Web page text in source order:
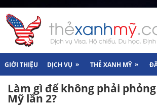
GIỚI THIỆU DỊCH VỤ » THẺ XANH MỸ »
Làm gì để không phải
Mỹ lần 2?